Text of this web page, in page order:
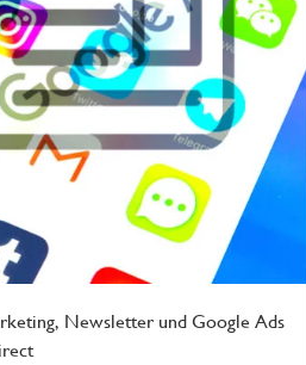
Newsletter und Google Ads